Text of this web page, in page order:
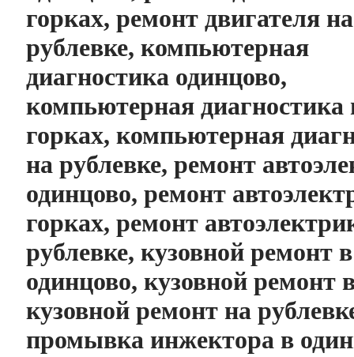
горках, ремонт двигателя на
рублевке, компьютерная
диагностика одинцово,
компьютерная диагностика
горках, компьютерная
на рублевке, ремонт
одинцово, ремонт
горках, ремонт
рублевке, кузовной ремонт в
одинцово, кузовной ремонт
кузовной ремонт на
промывка инжектора в